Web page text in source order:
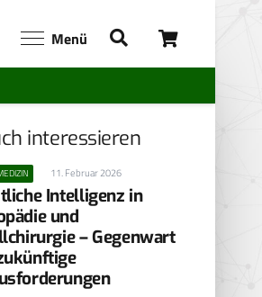
Menü
interessieren
11. Februar 2026
Intelligenz in
und
– Gegenwart